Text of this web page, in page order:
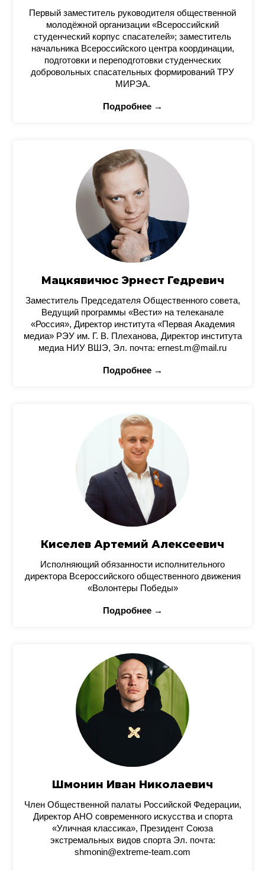
Первый заместитель руководителя общественной
молодёжной организации «Всероссийский
студенческий корпус спасателей»; заместитель
начальника Всероссийского центра координации,
подготовки и переподготовки студенческих
добровольных спасательных формирований ТРУ
МИРЭА.
Подробнее →
Мацкявичюс Эрнест Гедревич
Заместитель Председателя Общественного совета,
Ведущий программы «Вести» на телеканале
«Россия», Директор института «Первая Академия
медиа» РЭУ им. Г. В. Плеханова, Директор института
медиа НИУ ВШЭ, Эл. почта: ernest.m@mail.ru
Подробнее →
Киселев Артемий Алексеевич
Исполняющий обязанности исполнительного
директора Всероссийского общественного движения
«Волонтеры Победы»
Подробнее →
Шмонин Иван Николаевич
Член Общественной палаты Российской Федерации,
Директор АНО современного искусства и спорта
«Уличная классика», Президент Союза
экстремальных видов спорта Эл. почта:
shmonin@extreme-team.com